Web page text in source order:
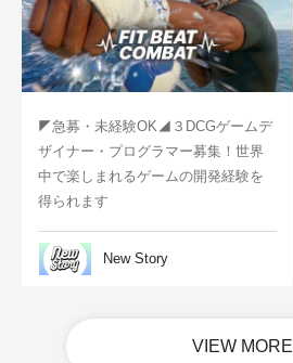
◤急募・未経験OK◢３DCGゲームデ
ザイナー・プログラマー募集！世界
中で楽しまれるゲームの開発経験を
得られます
New Story
VIEW MORE